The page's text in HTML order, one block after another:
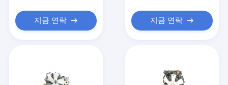
지금 연락 지금 연락